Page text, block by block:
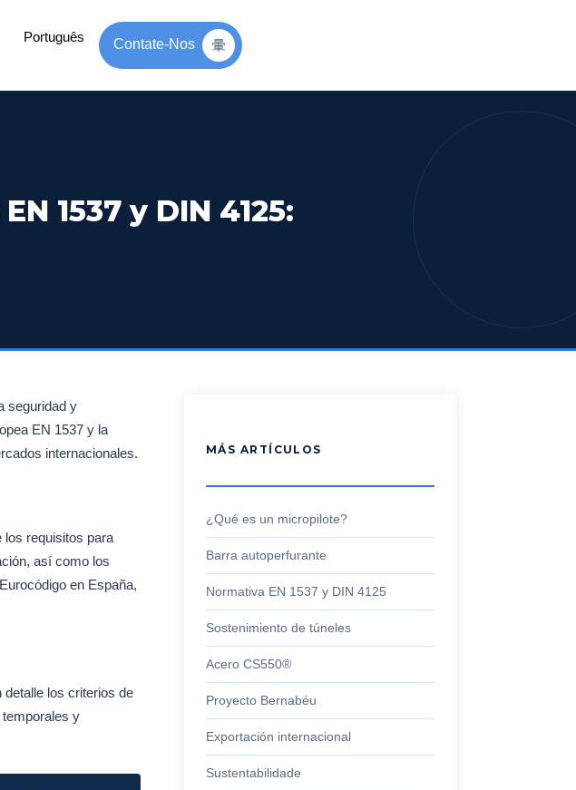
Português
Contate-Nos
1537 y DIN 4125:
seguridad y
EN 1537 y la
internacionales.
requisitos para
así como los
en España,
detalle los criterios de
y
MÁS ARTÍCULOS
¿Qué es un micropilote?
Barra autoperfurante
Normativa EN 1537 y DIN 4125
Sostenimiento de túneles
Acero CS550®
Proyecto Bernabéu
Exportación internacional
Sustentabilidade